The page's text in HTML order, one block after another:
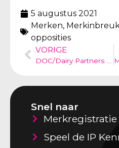
5 augustus 2021
Merken,
opposities
VORIGE
Snel naar
Merkregistratie
Speel de IP